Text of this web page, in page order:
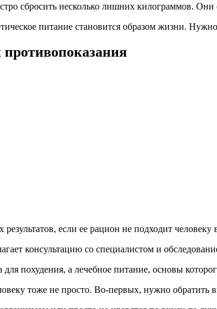
сбросить несколько лишних килограммов.
питание становится образом жизни.
если ее рацион не подходит
консультацию со специалистом и
для похудения, а лечебное питание, основы
тоже не просто. Во-первых, нужно обратить